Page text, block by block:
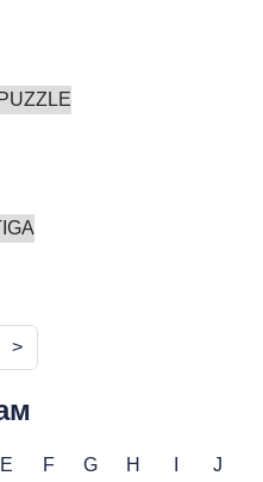
>
E F G H
J